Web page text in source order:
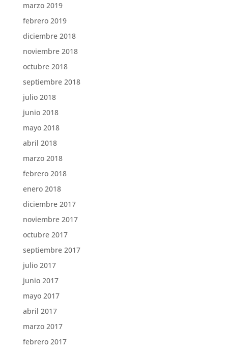
marzo 2019
febrero 2019
diciembre 2018
noviembre 2018
octubre 2018
septiembre 2018
julio 2018
junio 2018
mayo 2018
abril 2018
marzo 2018
febrero 2018
enero 2018
diciembre 2017
noviembre 2017
octubre 2017
septiembre 2017
julio 2017
junio 2017
mayo 2017
abril 2017
marzo 2017
febrero 2017